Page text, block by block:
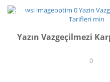
TARİF
Yazın Vazgeçilmezi
0